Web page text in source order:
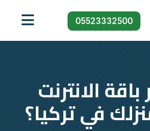
الباقات
المدونة
الشائعة
05523332500
الانترنت
في تركيا؟